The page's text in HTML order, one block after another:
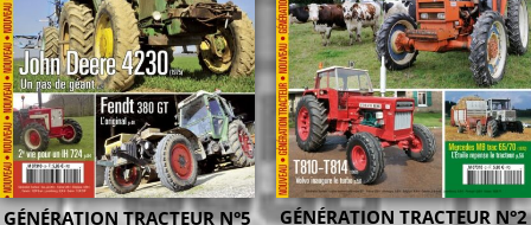
GÉNÉRATION TRACTEUR N°5 GÉNÉRATION TRACTEUR N°2